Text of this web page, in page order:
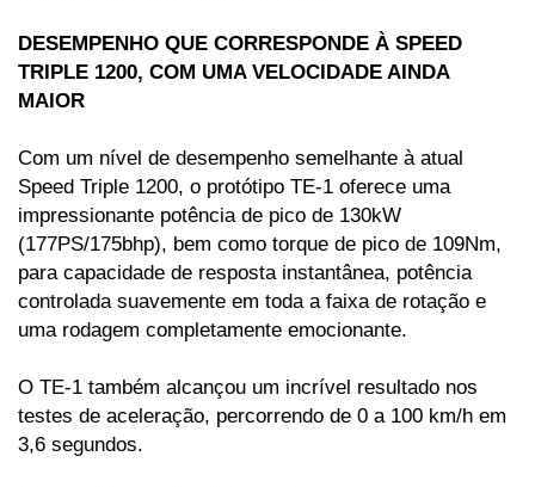
DESEMPENHO QUE CORRESPONDE À SPEED
TRIPLE 1200, COM UMA VELOCIDADE AINDA
MAIOR
Com um nível de desempenho semelhante à atual
Speed Triple 1200, o protótipo TE-1 oferece uma
impressionante potência de pico de 130kW
(177PS/175bhp), bem como torque de pico de 109Nm,
para capacidade de resposta instantânea, potência
controlada suavemente em toda a faixa de rotação e
uma rodagem completamente emocionante.
O TE-1 também alcançou um incrível resultado nos
testes de aceleração, percorrendo de 0 a 100 km/h em
3,6 segundos.